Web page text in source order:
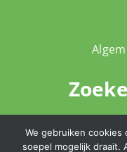
We gebruiken
soepel mogelijk draait.